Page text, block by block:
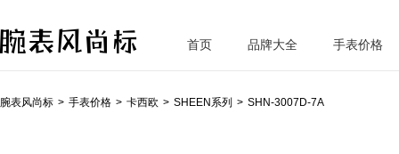
腕
首页 品牌大全 手表价格
腕表风尚标 手表价格 卡西欧 SHEEN系列 SHN-3007D-7A